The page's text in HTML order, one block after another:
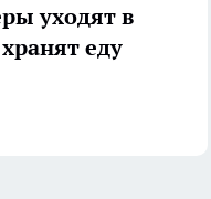
уходят в
еду